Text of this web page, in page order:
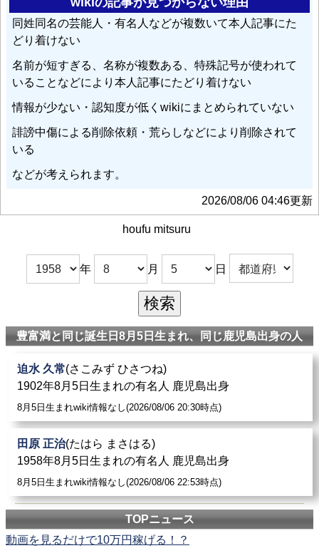
同姓同名の芸能人・有名人などが複数いて本人記事にた
どり着けない
名前が短すぎる、名称が複数ある、特殊記号が使われて
いることなどにより本人記事にたどり着けない
情報が少ない・認知度が低くwikiにまとめられていない
誹謗中傷による削除依頼・荒らしなどにより削除されて
いる
などが考えられます。
2026/08/06 04:46更新
houfu mitsuru
年 月 日
豊富満と同じ誕生日8月5日生まれ、同じ鹿児島出身の人
迫水 久常(さこみず ひさつね)
1902年8月5日生まれの有名人 鹿児島出身
8月5日生まれwiki情報なし(2026/08/06 20:30時点)
田原 正治(たはら まさはる)
1958年8月5日生まれの有名人 鹿児島出身
8月5日生まれwiki情報なし(2026/08/06 22:53時点)
TOPニュース
動画を見るだけで10万円稼げる！？